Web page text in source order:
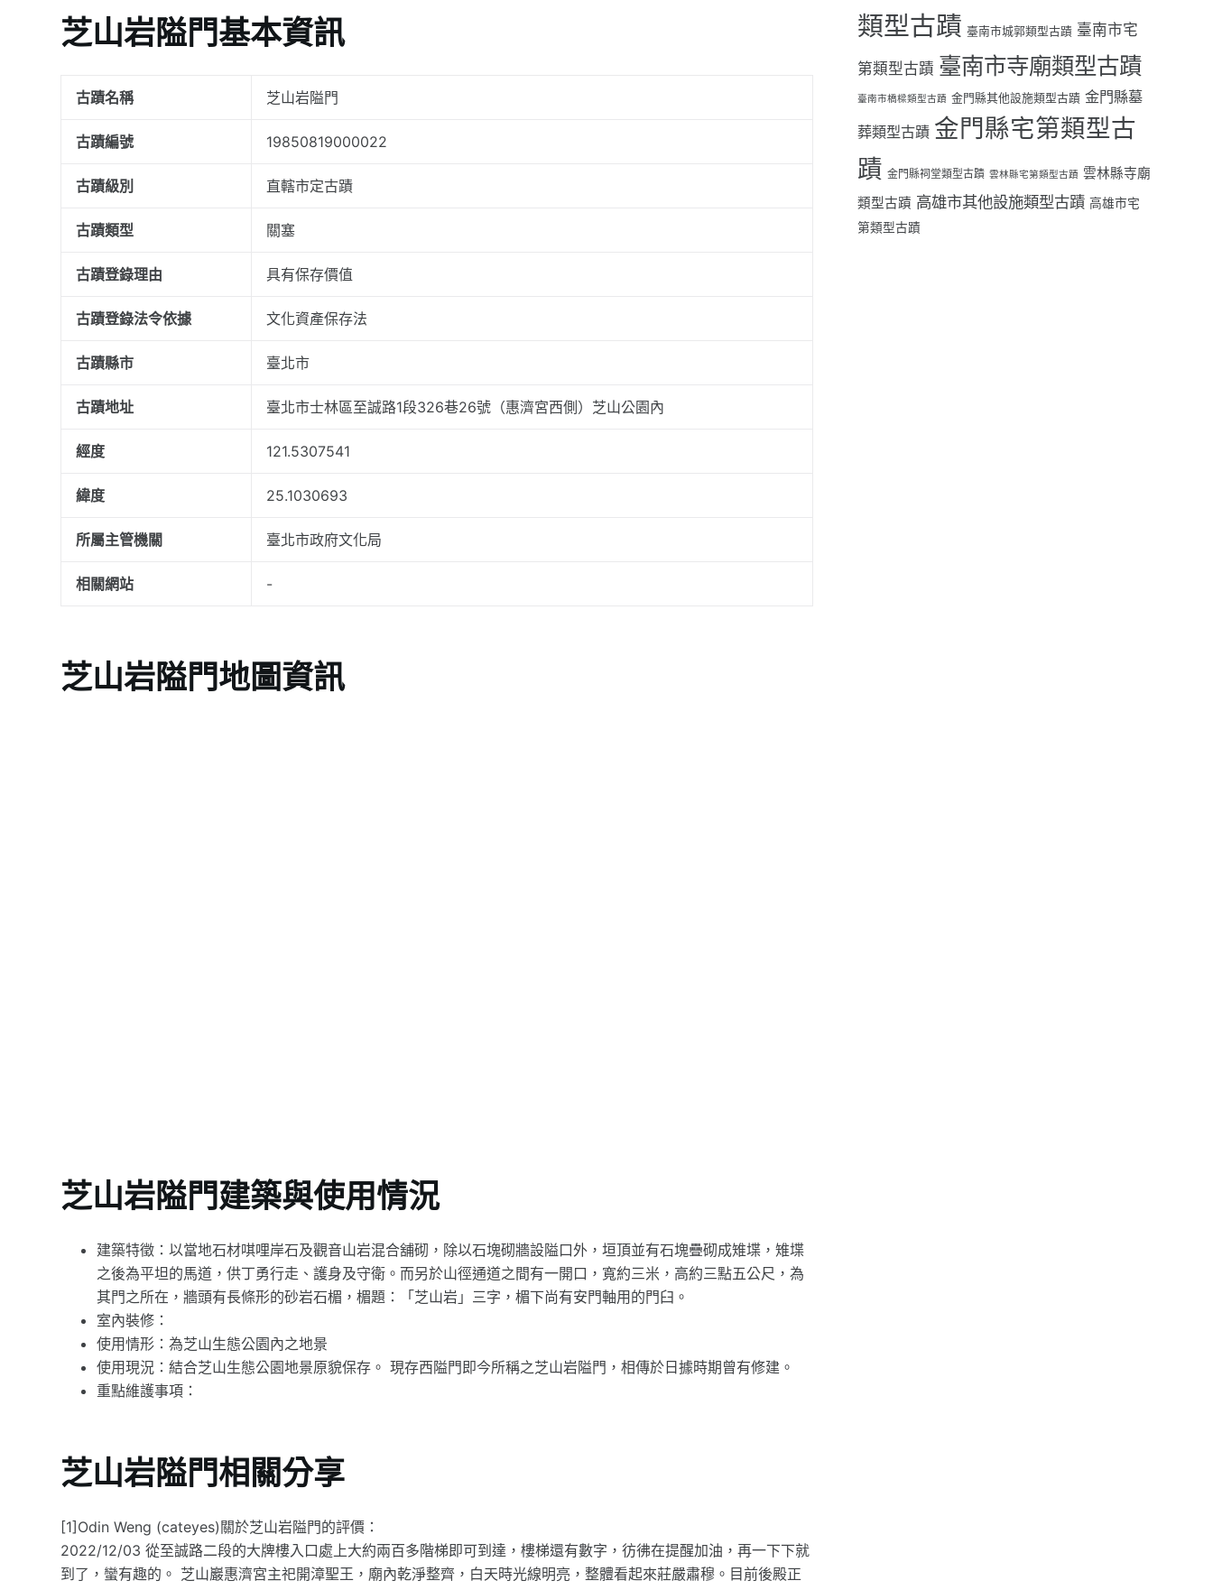
芝山岩隘門基本資訊
古蹟名稱 芝山岩隘門
古蹟編號 19850819000022
古蹟級別 直轄市定古蹟
古蹟類型 關塞
古蹟登錄理由 具有保存價值
古蹟登錄法令依據 文化資產保存法
古蹟縣市 臺北市
古蹟地址 臺北市士林區至誠路1段326巷26號（惠濟宮西側）芝山公園內
經度 121.5307541
緯度 25.1030693
所屬主管機關 臺北市政府文化局
相關網站 -
芝山岩隘門地圖資訊
芝山岩隘門建築與使用情況
建築特徵：以當地石材唭哩岸石及觀音山岩混合舖砌，除以石塊砌牆設隘口外，垣頂並有石塊疊砌成雉堞，雉堞
之後為平坦的馬道，供丁勇行走、護身及守衛。而另於山徑通道之間有一開口，寬約三米，高約三點五公尺，為
其門之所在，牆頭有長條形的砂岩石楣，楣題：「芝山岩」三字，楣下尚有安門軸用的門臼。
室內裝修：
使用情形：為芝山生態公園內之地景
使用現況：結合芝山生態公園地景原貌保存。 現存西隘門即今所稱之芝山岩隘門，相傳於日據時期曾有修建。
重點維護事項：
芝山岩隘門相關分享
[1]Odin Weng (cateyes)關於芝山岩隘門的評價：
2022/12/03 從至誠路二段的大牌樓入口處上大約兩百多階梯即可到達，樓梯還有數字，彷彿在提醒加油，再一下下就
到了，蠻有趣的。 芝山巖惠濟宮主祀開漳聖王，廟內乾淨整齊，白天時光線明亮，整體看起來莊嚴肅穆。目前後殿正
類型古蹟 臺南市城郭類型古蹟 臺南市宅
第類型古蹟 臺南市寺廟類型古蹟
臺南市橋樑類型古蹟 金門縣其他設施類型古蹟 金門縣墓
葬類型古蹟 金門縣宅第類型古
蹟 金門縣祠堂類型古蹟 雲林縣宅第類型古蹟 雲林縣寺廟
類型古蹟 高雄市其他設施類型古蹟 高雄市宅
第類型古蹟